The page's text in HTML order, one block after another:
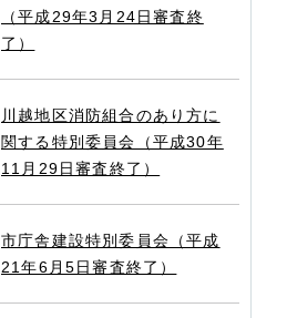
（平成29年3月24日審査終
了）
川越地区消防組合のあり方に
関する特別委員会（平成30年
11月29日審査終了）
市庁舎建設特別委員会（平成
21年6月5日審査終了）